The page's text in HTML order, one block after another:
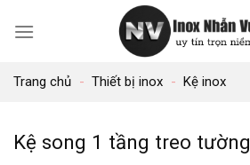
qua
dungTrang chủ - Thiết bị inox - Kệ inox
Kệ song 1 tầng treo tường